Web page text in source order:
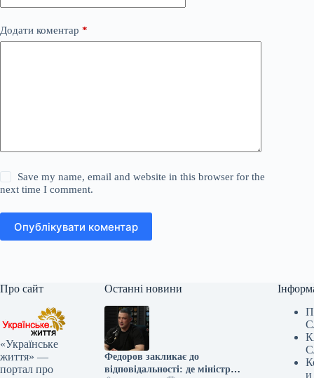
Додати коментар *
Save my name, email and website in this browser for the
next time I comment.
Опублікувати коментар
Про сайт
«Українське
життя» —
портал про
Останні новини
Федоров закликає до
відповідальності: де міністр
и